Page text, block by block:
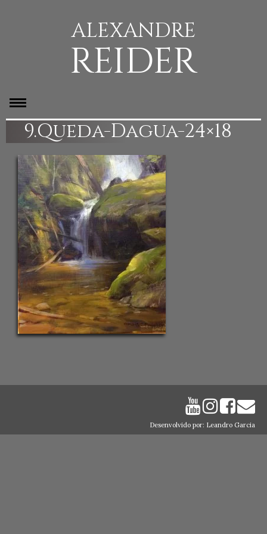
ALEXANDRE
REIDER
9.Queda-Dagua-24×18
Desenvolvido por: Leandro Garcia